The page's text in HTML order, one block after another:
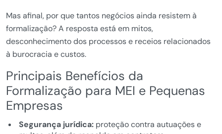
Mas afinal, por que tantos negócios ainda resistem à
formalização? A resposta está em mitos,
desconhecimento dos processos e receios relacionados
à burocracia e custos.
Principais Benefícios da
Formalização para MEI e Pequenas
Empresas
Segurança jurídica:proteção contra autuações e